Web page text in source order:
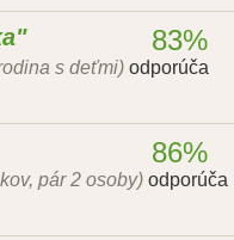
s deťmi) odporúča
83%
pár 2 osoby) odporúča
86%